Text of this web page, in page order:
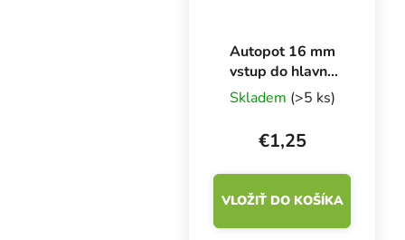
Autopot 16 mm
vstup do hlavne
(21 mm otvor)
Skladem (>5 ks)
€1,25
VLOŽIŤ DO KOŠÍKA